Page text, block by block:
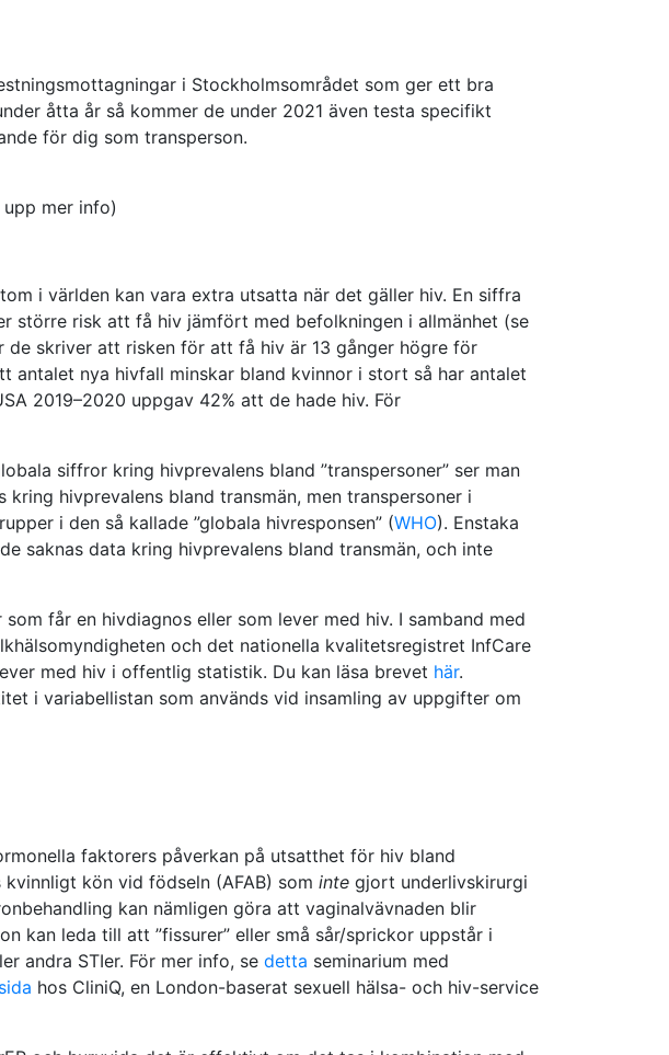
i Stockholmsområdet som ger ett bra
åtta år så kommer de under 2021 även testa specifikt
för dig som transperson.
mer info)
i världen kan vara extra utsatta när det gäller hiv. En siffra
större risk att få hiv jämfört med befolkningen i allmänhet (se
de skriver att risken för att få hiv är 13 gånger högre för
antalet nya hivfall minskar bland kvinnor i stort så har antalet
2019–2020 uppgav 42% att de hade hiv. För
siffror kring hivprevalens bland ”transpersoner” ser man
kring hivprevalens bland transmän, men transpersoner i
i den så kallade ”globala hivresponsen” (WHO). Enstaka
saknas data kring hivprevalens bland transmän, och inte
får en hivdiagnos eller som lever med hiv. I samband med
och det nationella kvalitetsregistret InfCare
med hiv i offentlig statistik. Du kan läsa brevet här.
i variabellistan som används vid insamling av uppgifter om
faktorers påverkan på utsatthet för hiv bland
kön vid födseln (AFAB) som inte gjort underlivskirurgi
kan nämligen göra att vaginalvävnaden blir
kan leda till att ”fissurer” eller små sår/sprickor uppstår i
andra STIer. För mer info, se detta seminarium med
hos CliniQ, en London-baserat sexuell hälsa- och hiv-service